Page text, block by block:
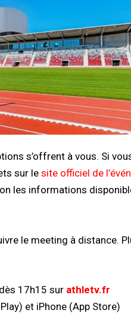
s’offrent à vous. Si
sur le site officiel de
les informations
le meeting à distance.
17h15 sur athletv.fr
et iPhone (App Store)